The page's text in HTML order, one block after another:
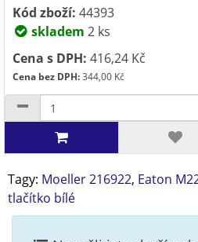
Kód zboží: 44393
skladem 2 ks
Cena s DPH: 416,24 Kč
Cena bez DPH:344,00 Kč
Tagy: Moeller 216922, Eaton
tlačítko bílé